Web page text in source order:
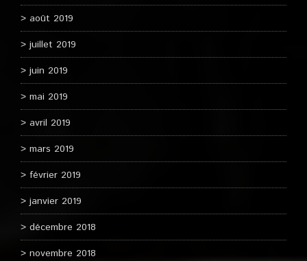
août 2019
juillet 2019
juin 2019
mai 2019
avril 2019
mars 2019
février 2019
janvier 2019
décembre 2018
novembre 2018